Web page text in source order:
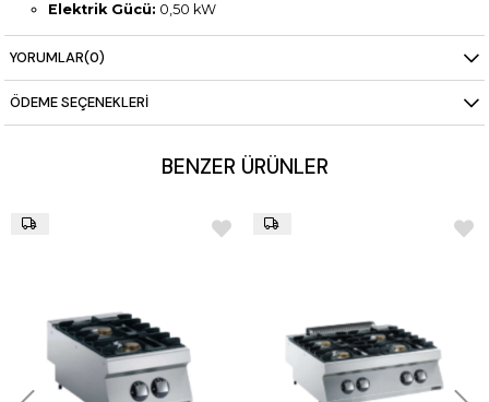
Elektrik Gücü: 0,50 kW
Ağırlık:246,2 kg
YORUMLAR(0)
ÖDEME SEÇENEKLERI
BENZER ÜRÜNLER